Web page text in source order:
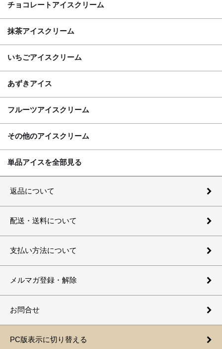
チョコレートアイスクリーム
抹茶アイスクリーム
いちごアイスクリーム
あずきアイス
フルーツアイスクリーム
その他のアイスクリーム
単品アイスを全部見る
返品について
配送・送料について
支払い方法について
メルマガ登録・解除
お問合せ
PC版表示に切り替える